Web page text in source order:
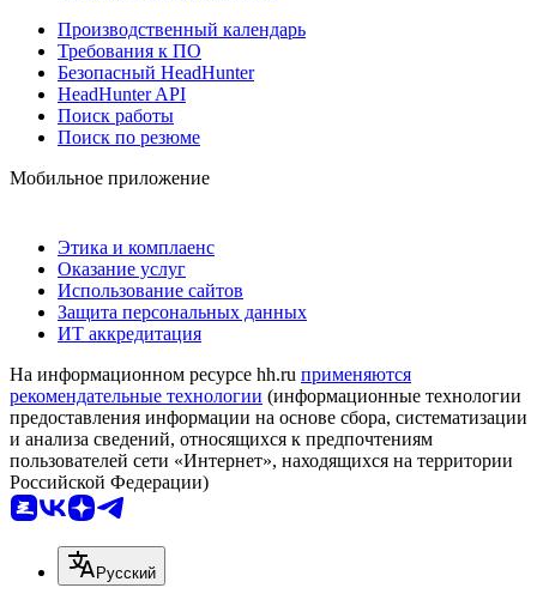
Производственный календарь
Требования к ПО
Безопасный HeadHunter
HeadHunter API
Поиск работы
Поиск по резюме
Мобильное приложение
Этика и комплаенс
Оказание услуг
Использование сайтов
Защита персональных данных
ИТ аккредитация
На информационном ресурсе hh.ru применяются
рекомендательные технологии (информационные технологии
предоставления информации на основе сбора, систематизации
и анализа сведений, относящихся к предпочтениям
пользователей сети «Интернет», находящихся на территории
Российской Федерации)
Русский